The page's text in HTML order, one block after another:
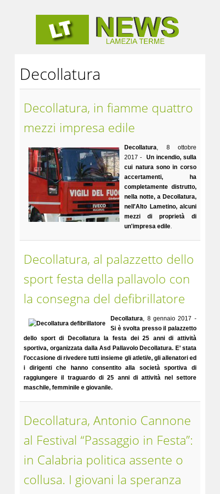
Decollatura
Decollatura, in fiamme quattro
mezzi impresa edile
Decollatura, 8 ottobre
2017 -
Un incendio, sulla
cui natura sono in corso
accertamenti, ha
completamente distrutto,
nella notte, a Decollatura,
nell'Alto Lametino, alcuni
mezzi di proprietà di
un'impresa edile.
Decollatura, al palazzetto dello
sport festa della pallavolo con
la consegna del defibrillatore
Decollatura, 8 gennaio 2017 -
Si è svolta presso il palazzetto
dello sport di Decollatura la festa dei 25 anni di attività
sportiva, organizzata dalla Asd Pallavolo Decollatura. E’ stata
l’occasione di rivedere tutti insieme gli atleti/e, gli allenatori ed
i dirigenti che hanno consentito alla società sportiva di
raggiungere il traguardo di 25 anni di attività nel settore
maschile, femminile e giovanile.
Decollatura, Antonio Cannone
al Festival “Passaggio in Festa”:
in Calabria politica assente o
collusa. I giovani la speranza